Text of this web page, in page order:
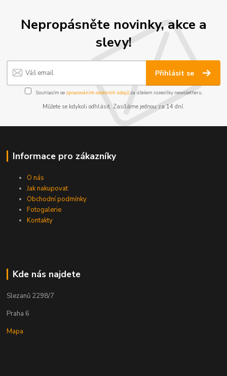
Nepropásněte novinky, akce a
slevy!
Přihlásit se
Souhlasím se zpracováním osobních údajůza účelem rozesílky newsletteru.
Můžete se kdykoli odhlásit. Zasíláme jednou za 14 dní.
Informace pro zákazníky
O nás
Jak nakupovat
Obchodní podmínky
Fotogalerie
Kontakty
Kde nás najdete
Slezanů 2298/7
Praha 6
Mapa